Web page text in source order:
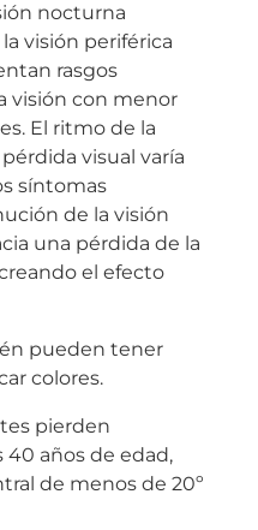
nocturna
visión periférica
rasgos
visión con menor
El ritmo de la
visual varía
síntomas
de la visión
una pérdida de la
el efecto
pueden tener
colores.
pierden
años de edad,
de menos de 20º